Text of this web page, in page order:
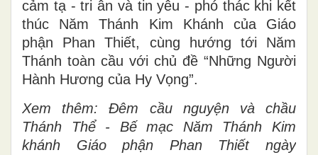
cảm tạ - tri ân và tin yêu - phó thác khi kết
thúc Năm Thánh Kim Khánh của Giáo
phận Phan Thiết, cùng hướng tới Năm
Thánh toàn cầu với chủ đề “Những Người
Hành Hương của Hy Vọng”.
Xem thêm: Đêm cầu nguyện và chầu
Thánh Thể - Bế mạc Năm Thánh Kim
khánh Giáo phận Phan Thiết ngày